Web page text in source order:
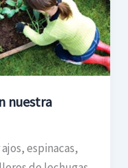
nuestra
espinacas,